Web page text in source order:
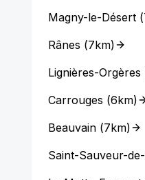
Magny-le-Désert(
Rânes (7km)
Lignières-Orgères
Carrouges (6km)
Beauvain(7km)
Saint-Sauveur-